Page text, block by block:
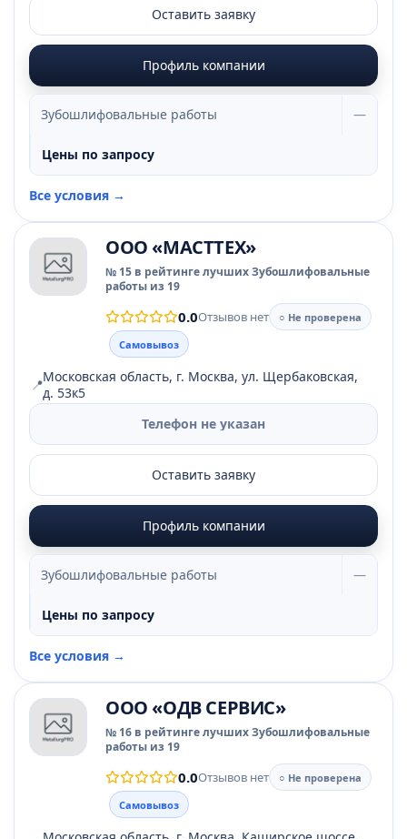
Оставить заявку
Профиль компании
Зубошлифовальные работы —
Цены по запросу
Все условия →
ООО «МАСТТЕХ»
№ 15 в рейтинге лучших Зубошлифовальные
работы из 19
0.0Отзывов нет
○ Не проверена
Самовывоз
📍Московская область, г. Москва, ул. Щербаковская,
д. 53к5
Телефон не указан
Оставить заявку
Профиль компании
Зубошлифовальные работы —
Цены по запросу
Все условия →
ООО «ОДВ СЕРВИС»
№ 16 в рейтинге лучших Зубошлифовальные
работы из 19
0.0Отзывов нет
○ Не проверена
Самовывоз